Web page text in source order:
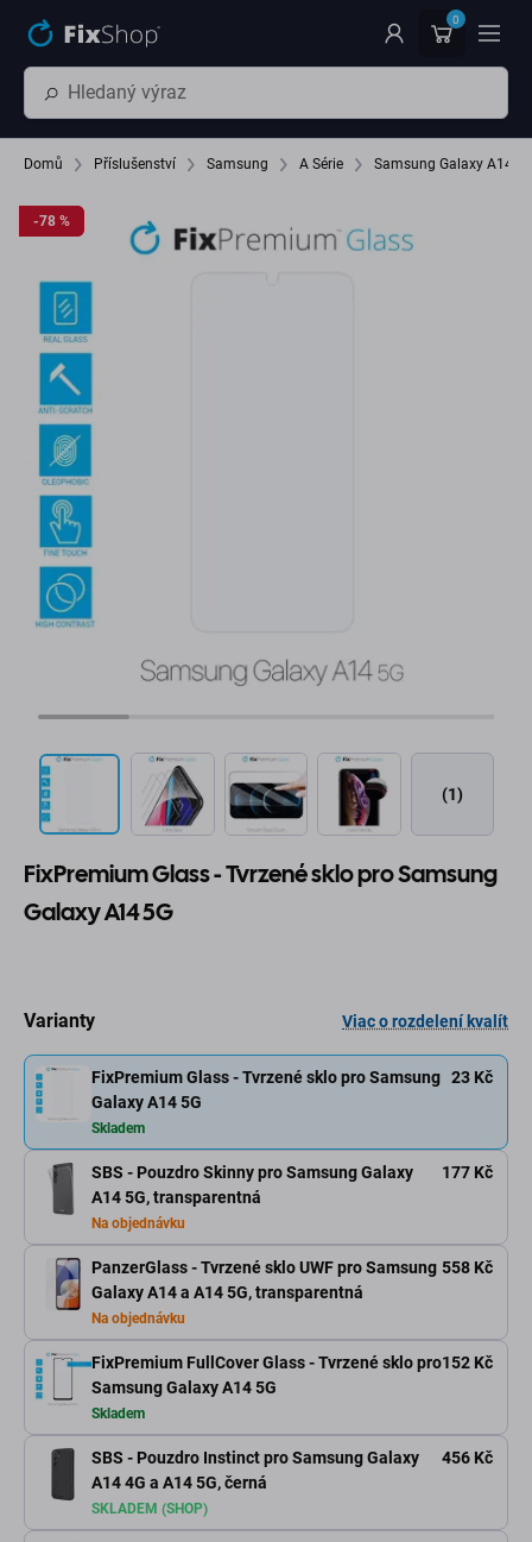
0
Domů Příslušenství Samsung A Série Samsung Galaxy A14
(1)
-78 %
-78 %
FixPremium Glass - Tvrzené sklo pro Samsung
Galaxy A14 5G
Varianty Viac o rozdelení kvalít
SBS - Pouzdro Skinny pro Samsung Galaxy
A14 5G, transparentná
177 Kč
Na objednávku
PanzerGlass - Tvrzené sklo UWF pro Samsung
Galaxy A14 a A14 5G, transparentná
558 Kč
Na objednávku
FixPremium FullCover Glass - Tvrzené sklo pro
Samsung Galaxy A14 5G
152 Kč
Skladem
FixPremium Glass - Tvrzené sklo pro Samsung
Galaxy A14 5G
23 Kč
Skladem
SBS - Pouzdro Instinct pro Samsung Galaxy
A14 4G a A14 5G, černá
456 Kč
SKLADEM (SHOP)